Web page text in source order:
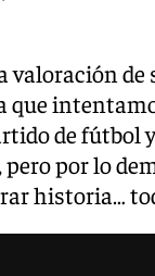
valoración de
que
de fútbol
pero por lo
historia…